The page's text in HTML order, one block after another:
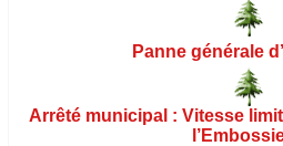
Vie municipale
Les élus
Panne générale
Arrêté municipal : Vitesse